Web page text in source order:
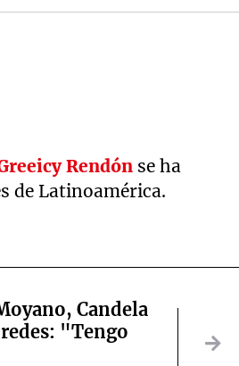
Rendón se ha
de Latinoamérica.
Candela
"Tengo